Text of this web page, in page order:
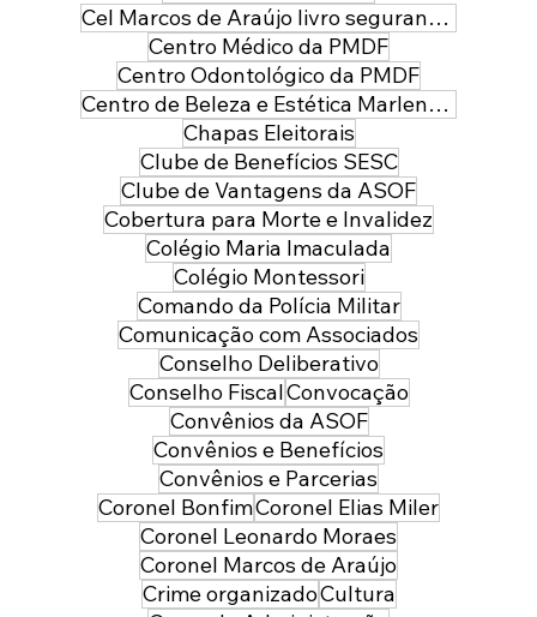
Cel Marcos de Araújo livro segurança pública
Centro Médico da PMDF
Centro Odontológico da PMDF
Centro de Beleza e Estética Marlene Leal
Chapas Eleitorais
Clube de Benefícios SESC
Clube de Vantagens da ASOF
Cobertura para Morte e Invalidez
Colégio Maria Imaculada
Colégio Montessori
Comando da Polícia Militar
Comunicação com Associados
Conselho Deliberativo
Conselho FiscalConvocação
Convênios da ASOF
Convênios e Benefícios
Convênios e Parcerias
Coronel BonfimCoronel Elias Miler
Coronel Leonardo Moraes
Coronel Marcos de Araújo
Crime organizadoCultura